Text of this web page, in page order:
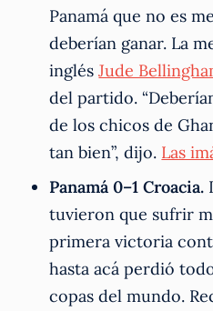
Panamá que no es
deberían ganar. La
inglésJude
del partido.
de los chicos de
tan bien”, dijo. Las
Panamá 0–1 Croacia.
tuvieron que sufrir
primera victoria
hasta acá perdió
copas del mundo.